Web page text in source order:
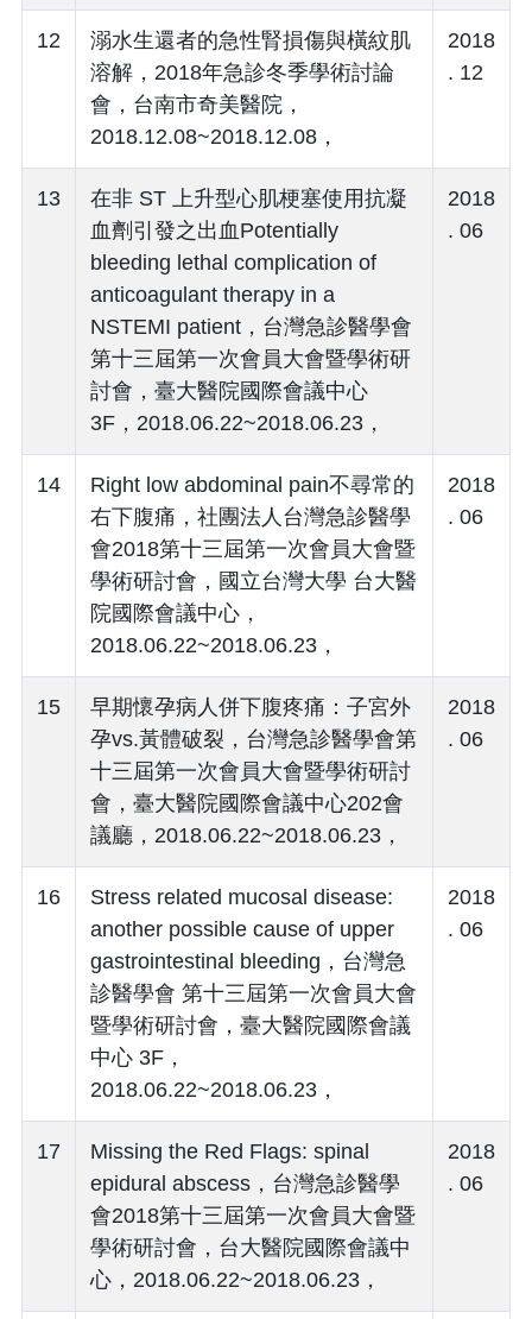
12
溺水生還者的急性腎損傷與橫紋肌
溶解，2018年急診冬季學術討論
會，台南市奇美醫院，
2018.12.08~2018.12.08，
2018
. 12
13
在非 ST 上升型心肌梗塞使用抗凝
血劑引發之出血Potentially
bleeding lethal complication of
anticoagulant therapy in a
NSTEMI patient，台灣急診醫學會
第十三屆第一次會員大會暨學術研
討會，臺大醫院國際會議中心
3F，2018.06.22~2018.06.23，
2018
. 06
14
Right low abdominal pain不尋常的
右下腹痛，社團法人台灣急診醫學
會2018第十三屆第一次會員大會暨
學術研討會，國立台灣大學 台大醫
院國際會議中心，
2018.06.22~2018.06.23，
2018
. 06
15
早期懷孕病人併下腹疼痛：子宮外
孕vs.黃體破裂，台灣急診醫學會第
十三屆第一次會員大會暨學術研討
會，臺大醫院國際會議中心202會
議廳，2018.06.22~2018.06.23，
2018
. 06
16
Stress related mucosal disease:
another possible cause of upper
gastrointestinal bleeding，台灣急
診醫學會 第十三屆第一次會員大會
暨學術研討會，臺大醫院國際會議
中心 3F，
2018.06.22~2018.06.23，
2018
. 06
17
Missing the Red Flags: spinal
epidural abscess，台灣急診醫學
會2018第十三屆第一次會員大會暨
學術研討會，台大醫院國際會議中
心，2018.06.22~2018.06.23，
2018
. 06